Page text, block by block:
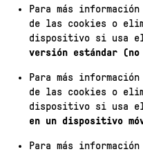
Para más
de las cookies o
dispositivo si usa el
versión estándar
Para más
de las cookies o
dispositivo si usa el
en un dispositivo
Para más